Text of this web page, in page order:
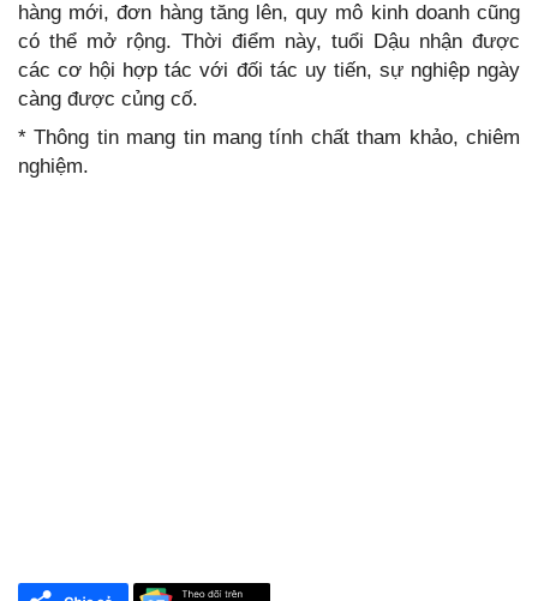
hàng mới, đơn hàng tăng lên, quy mô kinh doanh cũng
có thể mở rộng. Thời điểm này, tuổi Dậu nhận được
các cơ hội hợp tác với đối tác uy tiến, sự nghiệp ngày
càng được củng cố.
* Thông tin mang tin mang tính chất tham khảo, chiêm
nghiệm.